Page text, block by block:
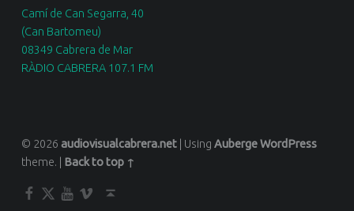
Camí de Can Segarra, 40
(Can Bartomeu)
08349 Cabrera de Mar
RÀDIO CABRERA 107.1 FM
© 2026 audiovisualcabrera.net Using AubergeWordPress
theme.
Back to top ↑
Facebook
TwitterYouTube
Vimeo